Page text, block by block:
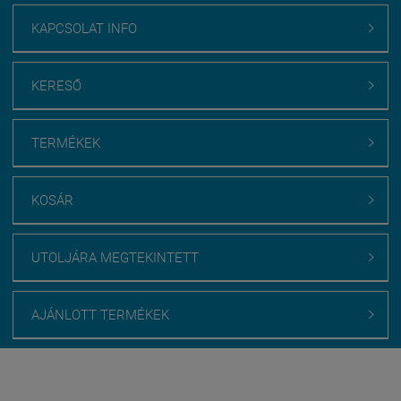
KAPCSOLAT INFO 
KERESŐ 
TERMÉKEK 
KOSÁR 
UTOLJÁRA MEGTEKINTETT 
AJÁNLOTT TERMÉKEK 